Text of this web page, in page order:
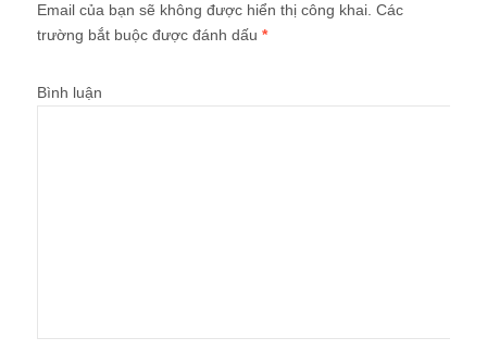
Email của bạn sẽ không được hiển thị công khai. Các
trường bắt buộc được đánh dấu *
Bình luận